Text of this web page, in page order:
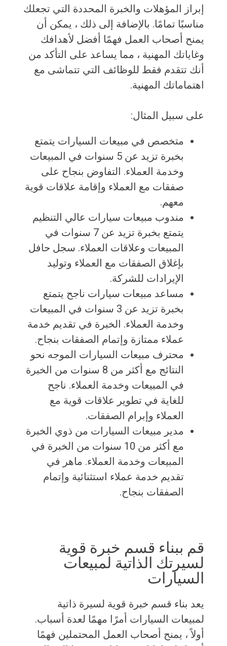
إبراز المؤهلات والخبرة المحددة التي تجعلك
مناسبًا تمامًا. بالإضافة إلى ذلك ، يمكن أن
يمنح أصحاب العمل فهمًا أفضل لأهدافك
وغاياتك المهنية ، مما يساعد على التأكد من
أنك تتقدم فقط للوظائف التي تتماشى مع
اهتماماتك المهنية.
على سبيل المثال:
متخصص في مبيعات السيارات يتمتع
بخبرة تزيد عن 5 سنوات في المبيعات
وخدمة العملاء. التفاوض بنجاح على
صفقات مع العملاء وإقامة علاقات قوية
معهم.
مندوب مبيعات سيارات عالي التنظيم
يتمتع بخبرة تزيد عن 7 سنوات في
المبيعات وعلاقات العملاء. سجل حافل
بإغلاق الصفقات مع العملاء وتوليد
الإيرادات للشركة.
مساعد مبيعات سيارات ناجح يتمتع
بخبرة تزيد عن 3 سنوات في المبيعات
وخدمة العملاء. الخبرة في تقديم خدمة
عملاء ممتازة وإتمام الصفقات بنجاح.
محترف مبيعات السيارات الموجه نحو
النتائج مع أكثر من 8 سنوات من الخبرة
في المبيعات وخدمة العملاء. ناجح
للغاية في تطوير علاقات قوية مع
العملاء وإبرام الصفقات.
مدير مبيعات السيارات من ذوي الخبرة
مع أكثر من 10 سنوات من الخبرة في
المبيعات وخدمة العملاء. ماهر في
تقديم خدمة عملاء استثنائية وإتمام
الصفقات بنجاح.
قم ببناء قسم خبرة قوية
لسيرتك الذاتية لمبيعات
السيارات
يعد بناء قسم خبرة قوية لسيرة ذاتية
لمبيعات السيارات أمرًا مهمًا لعدة أسباب.
أولاً ، يمنح أصحاب العمل المحتملين فهمًا